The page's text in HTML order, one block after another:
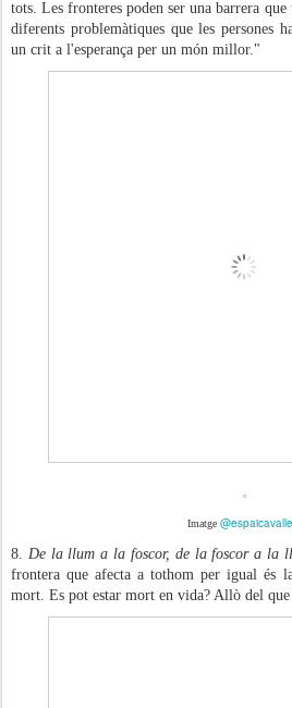
tots. Les fronteres poden ser una barrera
diferents problemàtiques que les persones
un crit a l'esperança per un món millor."
Imatge
8. De la llum a la foscor, de la foscor a la
frontera que afecta a tothom per igual és
mort. Es pot estar mort en vida? Allò del que